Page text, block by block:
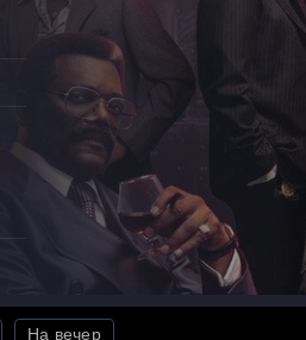
На вечер